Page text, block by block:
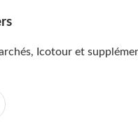
Icotour et